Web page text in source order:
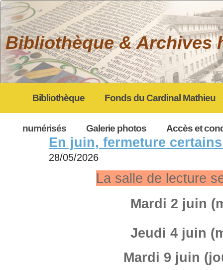
Bibliothèque & Archives
My gpEasy CMS
Bibliothèque Fonds du Cardinal Mathieu
numérisés Galerie photos Accès et
En juin, fermeture
28/05/2026
La salle de lecture
Mardi 2 juin
Jeudi 4 juin
Mardi 9 juin